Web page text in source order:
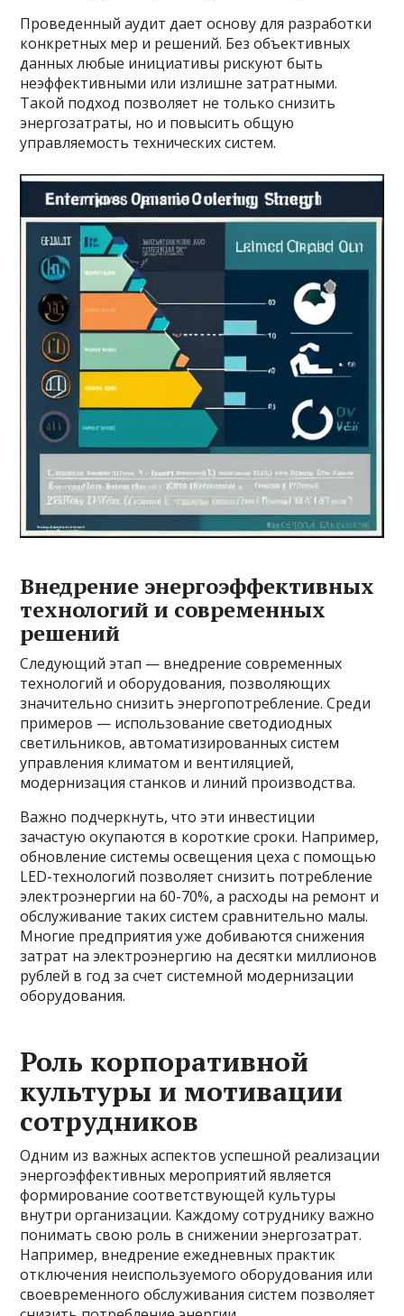
Проведенный аудит дает основу для разработки
конкретных мер и решений. Без объективных
данных любые инициативы рискуют быть
неэффективными или излишне затратными.
Такой подход позволяет не только снизить
энергозатраты, но и повысить общую
управляемость технических систем.
Внедрение энергоэффективных
технологий и современных
решений
Следующий этап — внедрение современных
технологий и оборудования, позволяющих
значительно снизить энергопотребление. Среди
примеров — использование светодиодных
светильников, автоматизированных систем
управления климатом и вентиляцией,
модернизация станков и линий производства.
Важно подчеркнуть, что эти инвестиции
зачастую окупаются в короткие сроки. Например,
обновление системы освещения цеха с помощью
LED-технологий позволяет снизить потребление
электроэнергии на 60-70%, а расходы на ремонт и
обслуживание таких систем сравнительно малы.
Многие предприятия уже добиваются снижения
затрат на электроэнергию на десятки миллионов
рублей в год за счет системной модернизации
оборудования.
Роль корпоративной
культуры и мотивации
сотрудников
Одним из важных аспектов успешной реализации
энергоэффективных мероприятий является
формирование соответствующей культуры
внутри организации. Каждому сотруднику важно
понимать свою роль в снижении энергозатрат.
Например, внедрение ежедневных практик
отключения неиспользуемого оборудования или
своевременного обслуживания систем позволяет